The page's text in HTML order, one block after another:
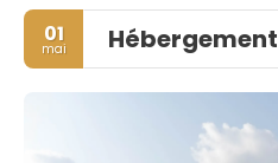
01
mai Hébergement